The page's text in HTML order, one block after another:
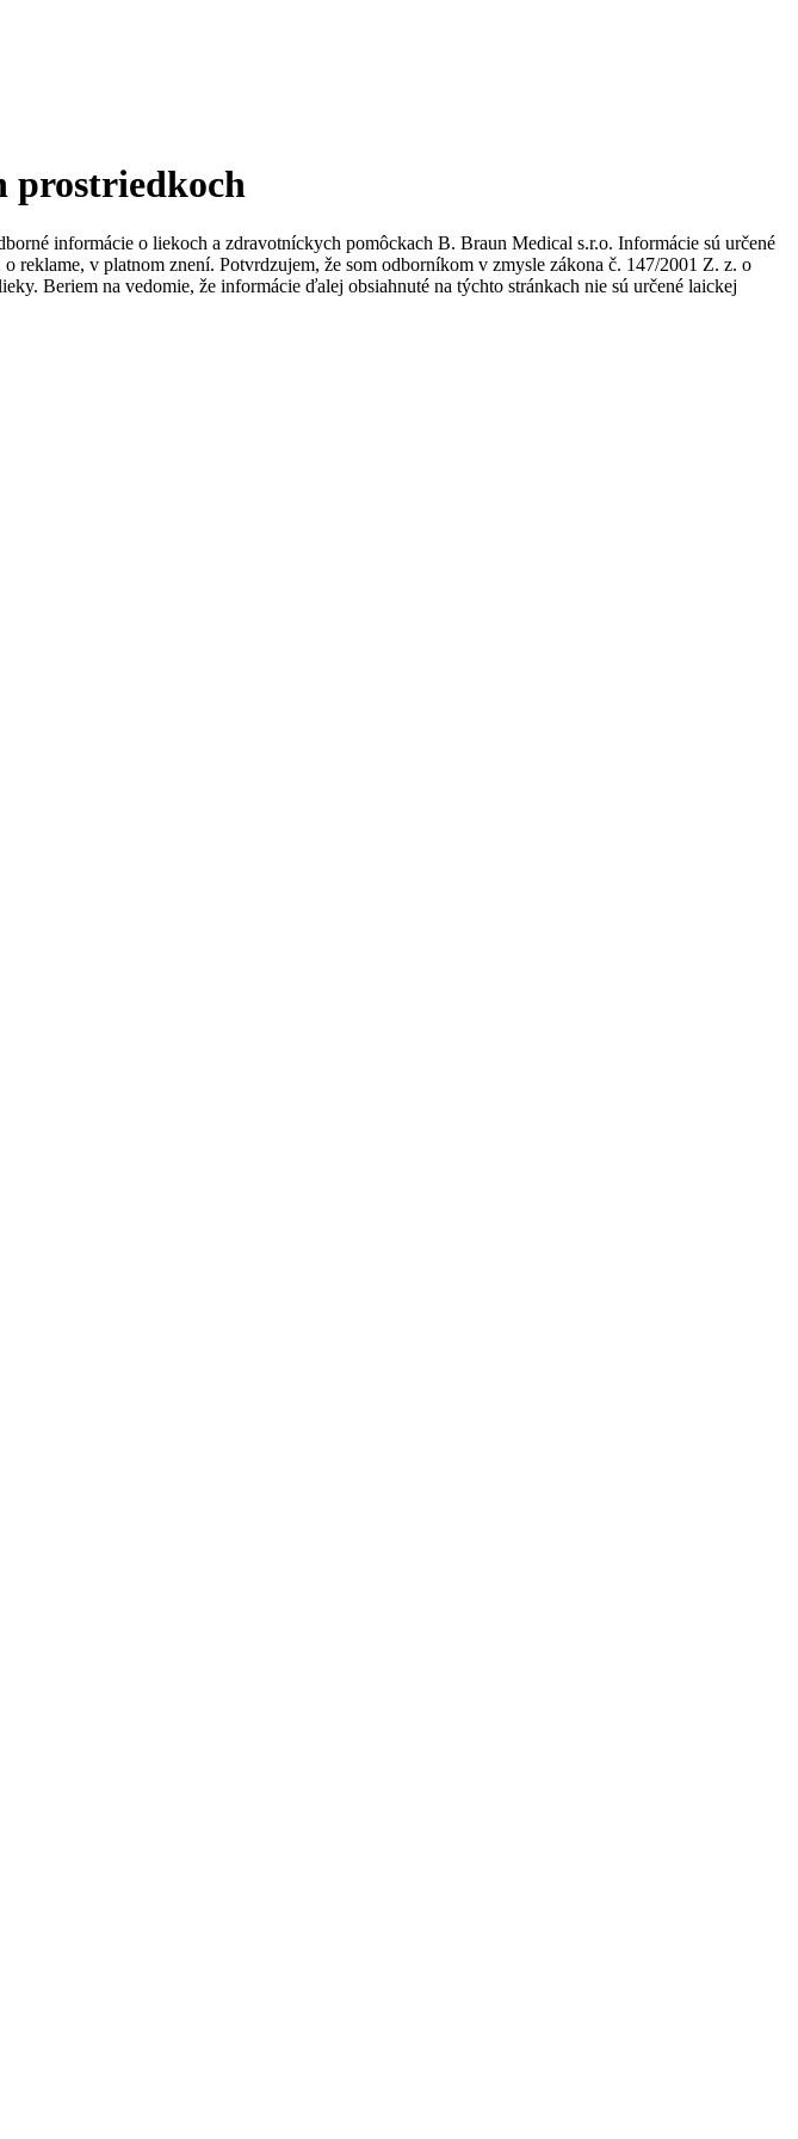
Viac informácií nájdete na stránke jednotlivých stredísk.
prostriedkoch
informácie o liekoch a zdravotníckych pomôckach B. Braun Medical s.r.o. Informácie sú určené
v platnom znení. Potvrdzujem, že som odborníkom v zmysle zákona č. 147/2001 Z. z. o
Beriem na vedomie, že informácie ďalej obsiahnuté na týchto stránkach nie sú určené laickej